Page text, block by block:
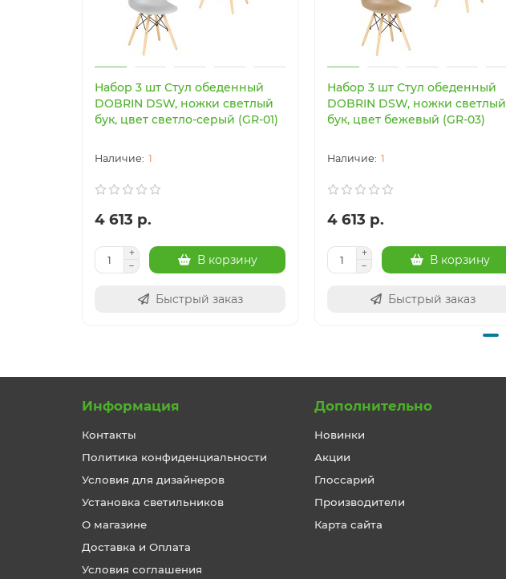
Набор 3 шт Стул обеденный
DOBRIN DSW, ножки светлый
бук, цвет светло-серый (GR-01)
1
4 613 р.
В корзину
Быстрый заказ
Набор 3 шт Стул обеденный
DOBRIN DSW, ножки светлый
бук, цвет бежевый (GR-03)
1
4 613 р.
В корзину
Быстрый заказ
Информация
Контакты
Политика конфиденциальности
Условия для дизайнеров
Установка светильников
О магазине
Доставка и Оплата
Условия соглашения
Дополнительно
Новинки
Акции
Глоссарий
Производители
Карта сайта